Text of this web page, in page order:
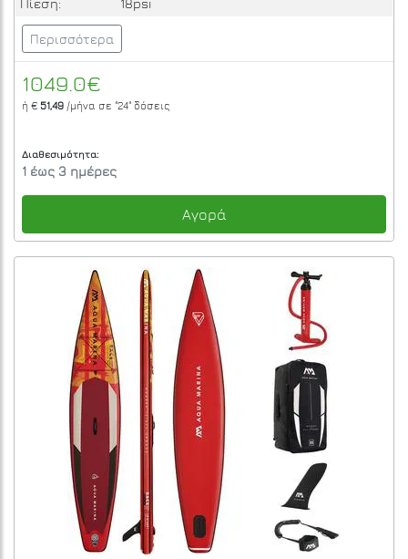
Περισσότερα
1049.0€
ή € 51,49 /μήνα σε "24" δόσεις
Διαθεσιμότητα:
1 έως 3 ημέρες
Αγορά